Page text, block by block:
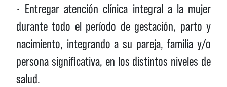
• Entregar atención clínica integral a la mujer
durante todo el período de gestación, parto y
nacimiento, integrando a su pareja, familia y/o
persona significativa, en los distintos niveles de
salud.